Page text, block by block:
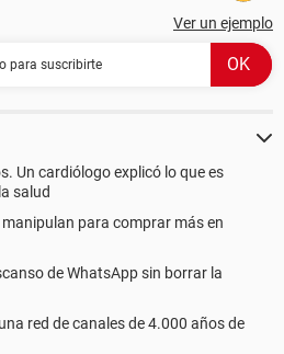
Ver un ejemplo
Un cardiólogo explicó lo que es
salud
manipulan para comprar más en
de WhatsApp sin borrar la
red de canales de 4.000 años de